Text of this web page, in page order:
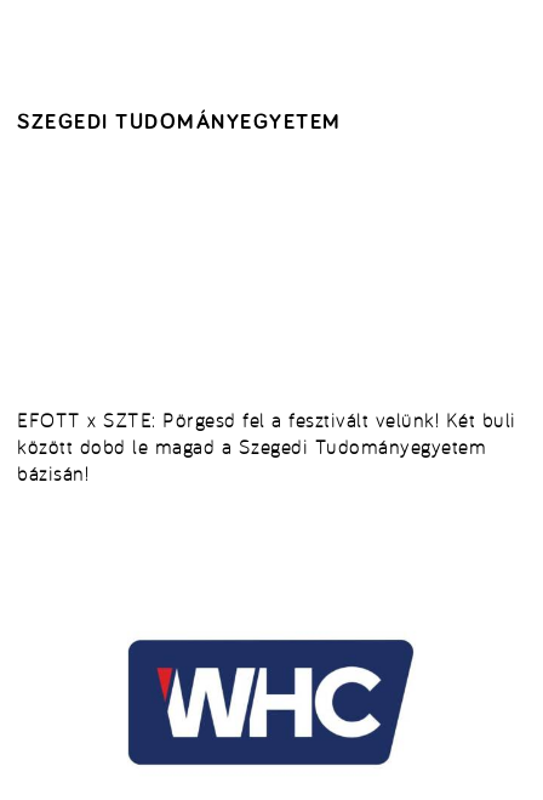
SZEGEDI TUDOMÁNYEGYETEM
EFOTT x SZTE: Pörgesd fel a fesztivált velünk! Két buli
között dobd le magad a Szegedi Tudományegyetem
bázisán!